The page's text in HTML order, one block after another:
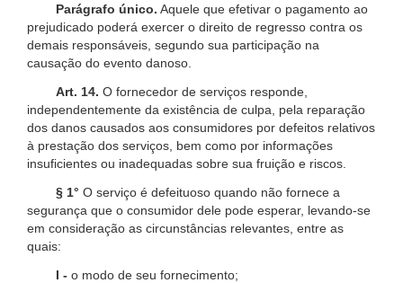
Parágrafo único. Aquele que efetivar o pagamento ao
prejudicado poderá exercer o direito de regresso contra os
demais responsáveis, segundo sua participação na
causação do evento danoso.
Art. 14. O fornecedor de serviços responde,
independentemente da existência de culpa, pela reparação
dos danos causados aos consumidores por defeitos relativos
à prestação dos serviços, bem como por informações
insuficientes ou inadequadas sobre sua fruição e riscos.
§ 1° O serviço é defeituoso quando não fornece a
segurança que o consumidor dele pode esperar, levando-se
em consideração as circunstâncias relevantes, entre as
quais:
I - o modo de seu fornecimento;